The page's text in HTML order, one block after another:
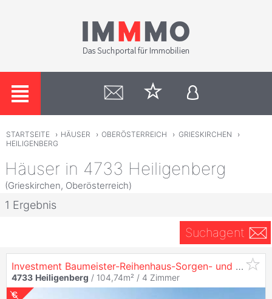
STARTSEITE › HÄUSER › OBERÖSTERREICH › GRIESKIRCHEN
›
HEILIGENBERG
Häuser in 4733 Heiligenberg
(Grieskirchen, Oberösterreich)
1 Ergebnis
Suchagent
Investment Baumeister-Reihenhaus-Sorgen- und Provisionsfrei Paket
4733 Heiligenberg / 104,74m² / 4 Zimmer